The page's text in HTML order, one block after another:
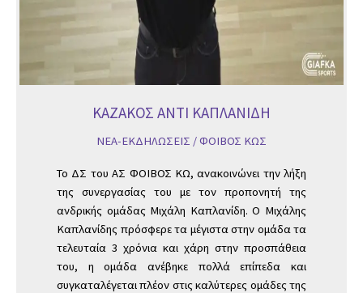
ΚΑΖΑΚΟΣ ΑΝΤΙ ΚΑΠΛΑΝΙΔΗ
ΝΕΑ-ΕΚΔΗΛΩΣΕΙΣ /ΦΟΙΒΟΣ ΚΩΣ
Το ΔΣ του ΑΣ ΦΟΙΒΟΣ ΚΩ, ανακοινώνει την λήξη
της συνεργασίας του με τον προπονητή της
ανδρικής ομάδας Μιχάλη Καπλανίδη. Ο Μιχάλης
Καπλανίδης πρόσφερε τα μέγιστα στην ομάδα τα
τελευταία 3 χρόνια και χάρη στην προσπάθεια
του, η ομάδα ανέβηκε πολλά επίπεδα και
συγκαταλέγεται πλέον στις καλύτερες ομάδες της